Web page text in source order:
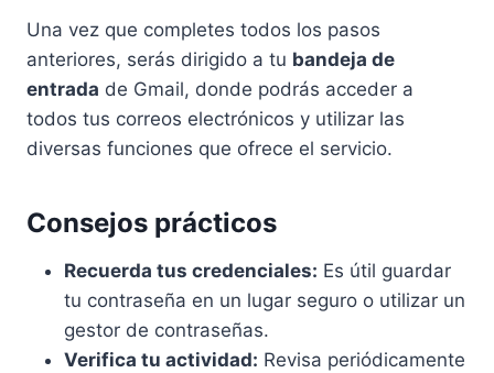
Una vez que completes todos los pasos
anteriores, serás dirigido a tu bandeja de
entrada de Gmail, donde podrás acceder a
todos tus correos electrónicos y utilizar las
diversas funciones que ofrece el servicio.
Consejos prácticos
Recuerda tus credenciales: Es útil guardar
tu contraseña en un lugar seguro o utilizar un
gestor de contraseñas.
Verifica tu actividad: Revisa periódicamente